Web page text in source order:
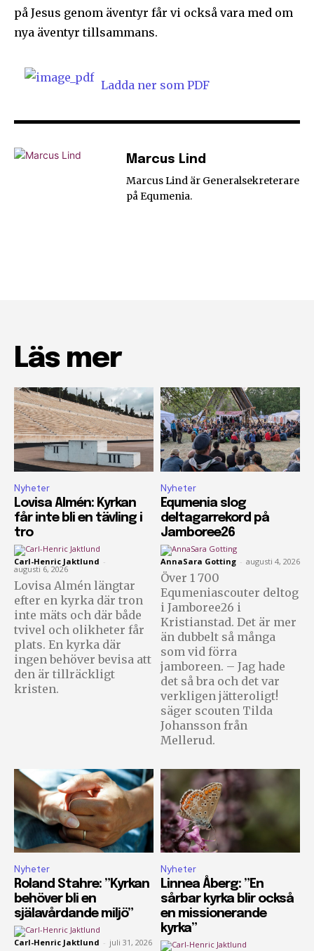
på Jesus genom äventyr får vi också vara med om
nya äventyr tillsammans.
Ladda ner som PDF
Marcus Lind
Marcus Lind är Generalsekreterare
på Equmenia.
Läs mer
Nyheter
Lovisa Almén: Kyrkan
får inte bli en tävling i
tro
Carl-Henric Jaktlund -
augusti 6, 2026
Lovisa Almén längtar
efter en kyrka där tron
inte mäts och där både
tvivel och olikheter får
plats. En kyrka där
ingen behöver bevisa att
den är tillräckligt
kristen.
Nyheter
Equmenia slog
deltagarrekord på
Jamboree26
AnnaSara Gotting - augusti 4, 2026
Över 1 700
Equmeniascouter deltog
i Jamboree26 i
Kristianstad. Det är mer
än dubbelt så många
som vid förra
jamboreen. – Jag hade
det så bra och det var
verkligen jätteroligt!
säger scouten Tilda
Johansson från
Mellerud.
Nyheter
Roland Stahre: ”Kyrkan
behöver bli en
själavårdande miljö”
Carl-Henric Jaktlund - juli 31, 2026
Nyheter
Linnea Åberg: ”En
sårbar kyrka blir också
en missionerande
kyrka”